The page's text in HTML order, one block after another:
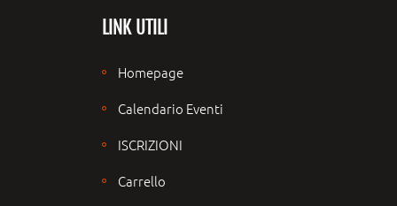
LINK UTILI
Homepage
Calendario Eventi
ISCRIZIONI
Carrello